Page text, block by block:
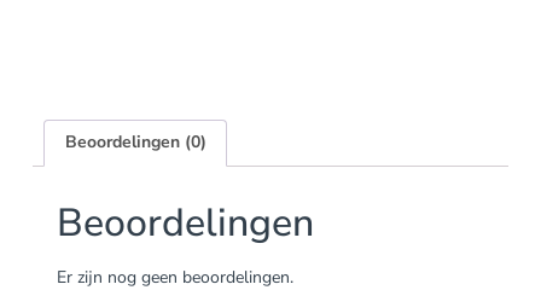
Beoordelingen (0)
Beoordelingen
Er zijn nog geen beoordelingen.